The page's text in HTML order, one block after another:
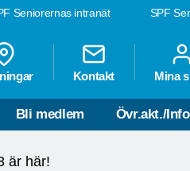
SPF
Seniorernas intranät
Kontakt Mina
Bli medlem Övr.akt./
är här!